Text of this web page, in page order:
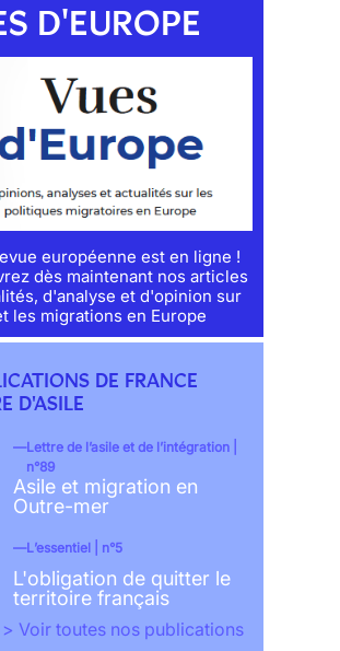
D'EUROPE
européenne est en ligne !
dès maintenant nos articles
d'analyse et d'opinion sur
les migrations en Europe
DE FRANCE
D'ASILE
Lettre de l’asile et de l’intégration |
n°89
Asile et migration en
Outre-mer
L’essentiel | n°5
L'obligation de quitter le
territoire français
> Voir toutes nos publications